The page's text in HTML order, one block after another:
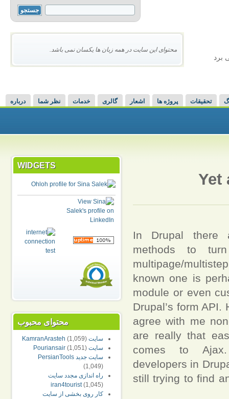
برد
محتوای این سایت در همه زبان ها یکسان نمی باشد.
درباره نظر شما خدمات گالری اشعار پروژه ها تحقیقات
WIDGETS
محتوای محبوب
سایت KamranArasteh (1,059)
سایت Pouriansair (1,051)
سایت جدید PersianTools
(1,049)
راه اندازی مجدد سایت
iran4tourist (1,045)
کار روی بخشی از سایت
Yet
In Drupal there
methods to
multipage/
known one is
module or even
Drupal’s form
agree with me
are really that
comes to
developers in
still trying to find